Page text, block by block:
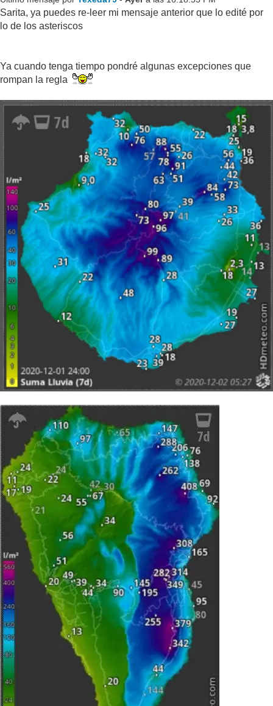
Sarita, ya puedes re-leer mi mensaje anterior que lo edité por
lo de los asteriscos
Ya cuando tenga tiempo pondré algunas excepciones que
rompan la regla